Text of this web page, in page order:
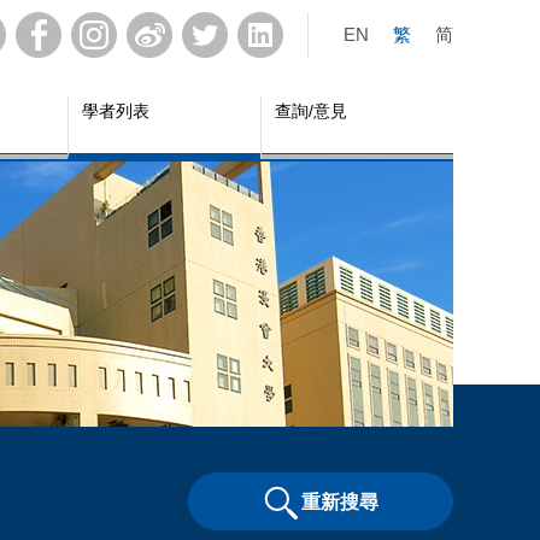
EN 繁 简
學者列表 查詢/意見
重新搜尋